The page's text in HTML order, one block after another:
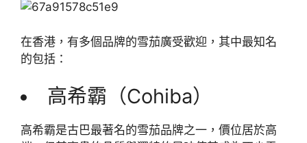
在香港，有多個品牌的雪茄廣受歡迎，其中最知名
的包括：
高希霸（Cohiba）
高希霸是古巴最著名的雪茄品牌之一，價位居於高